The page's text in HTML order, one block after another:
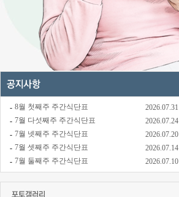
- 8월 첫째주 주간식단표
2026.07.31
- 7월 다섯째주 주간식단표
2026.07.24
- 7월 넷째주 주간식단표
2026.07.20
- 7월 셋째주 주간식단표
2026.07.14
- 7월 둘째주 주간식단표 2026.07.10